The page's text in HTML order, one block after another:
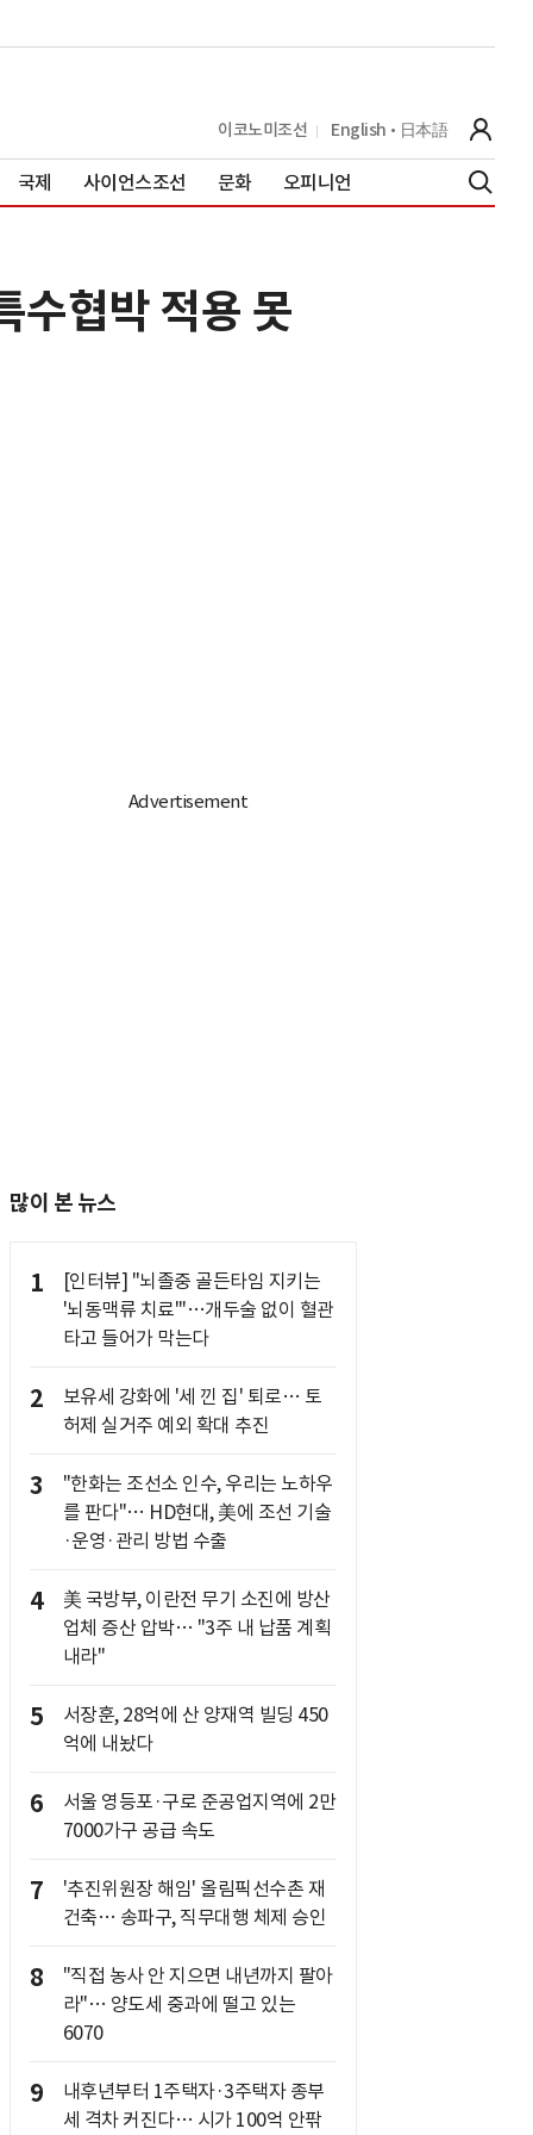
이코노미조선 English 日本語
국제 사이언스조선 문화 오피니언
협박 적용 못
많이 본 뉴스
1
[인터뷰] "뇌졸중 골든타임 지키는
'뇌동맥류 치료'"…개두술 없이 혈관
타고 들어가 막는다
2
보유세 강화에 '세 낀 집' 퇴로… 토
허제 실거주 예외 확대 추진
3
"한화는 조선소 인수, 우리는 노하우
를 판다"… HD현대, 美에 조선 기술
·운영·관리 방법 수출
4
美 국방부, 이란전 무기 소진에 방산
업체 증산 압박… "3주 내 납품 계획
내라"
5
서장훈, 28억에 산 양재역 빌딩 450
억에 내놨다
6
서울 영등포·구로 준공업지역에 2만
7000가구 공급 속도
7
'추진위원장 해임' 올림픽선수촌 재
건축… 송파구, 직무대행 체제 승인
8
"직접 농사 안 지으면 내년까지 팔아
라"… 양도세 중과에 떨고 있는
6070
9
내후년부터 1주택자·3주택자 종부
세 격차 커진다… 시가 100억 안팎